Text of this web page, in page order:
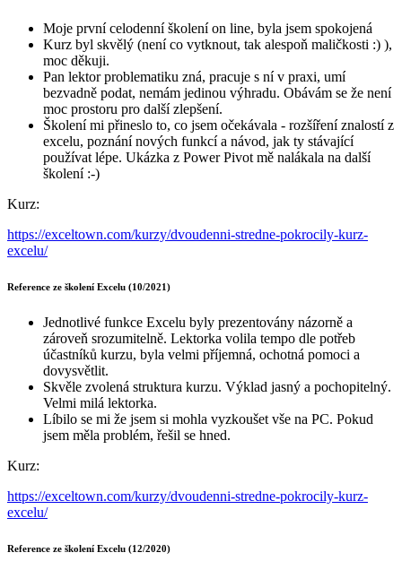
Moje první celodenní školení on line, byla jsem spokojená
Kurz byl skvělý (není co vytknout, tak alespoň maličkosti :) ),
moc děkuji.
Pan lektor problematiku zná, pracuje s ní v praxi, umí
bezvadně podat, nemám jedinou výhradu. Obávám se že není
moc prostoru pro další zlepšení.
Školení mi přineslo to, co jsem očekávala - rozšíření znalostí z
excelu, poznání nových funkcí a návod, jak ty stávající
používat lépe. Ukázka z Power Pivot mě nalákala na další
školení :-)
Kurz:
https://exceltown.com/kurzy/dvoudenni-stredne-pokrocily-kurz-
excelu/
Reference ze školení Excelu (10/2021)
Jednotlivé funkce Excelu byly prezentovány názorně a
zároveň srozumitelně. Lektorka volila tempo dle potřeb
účastníků kurzu, byla velmi příjemná, ochotná pomoci a
dovysvětlit.
Skvěle zvolená struktura kurzu. Výklad jasný a pochopitelný.
Velmi milá lektorka.
Líbilo se mi že jsem si mohla vyzkoušet vše na PC. Pokud
jsem měla problém, řešil se hned.
Kurz:
https://exceltown.com/kurzy/dvoudenni-stredne-pokrocily-kurz-
excelu/
Reference ze školení Excelu (12/2020)